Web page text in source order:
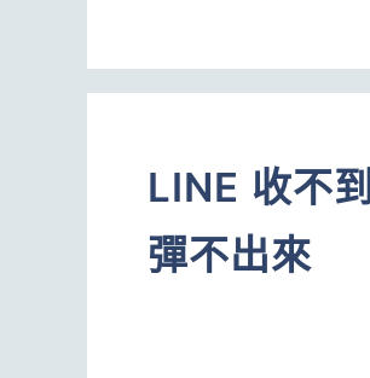
LINE 收不
彈不出來